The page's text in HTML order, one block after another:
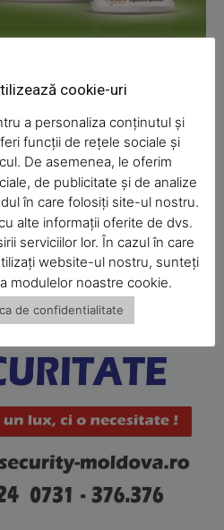
NOW
cookie-uri
a personaliza conținutul și
funcții de rețele sociale și
De asemenea, le oferim
de publicitate și de analize
în care folosiți site-ul nostru.
alte informații oferite de dvs.
serviciilor lor. În cazul în care
website-ul nostru, sunteți
modulelor noastre cookie.
de confidentialitate